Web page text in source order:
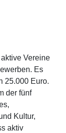
Vereine
Es
25.000 Euro.
der fünf
Kultur,
aktiv